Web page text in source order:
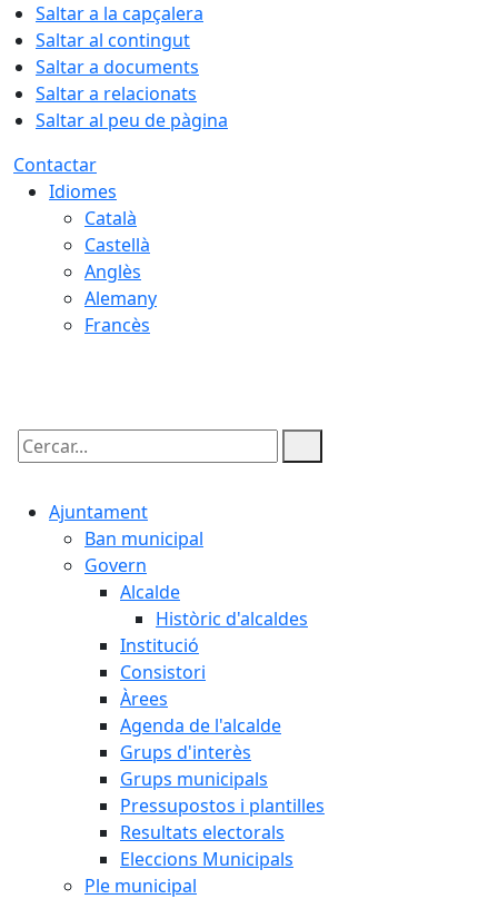
Saltar a la capçalera
Saltar al contingut
Saltar a documents
Saltar a relacionats
Saltar al peu de pàgina
Contactar
Idiomes
Català
Castellà
Anglès
Alemany
Francès
Cercar:
Ajuntament
Ban municipal
Govern
Alcalde
Històric d'alcaldes
Institució
Consistori
Àrees
Agenda de l'alcalde
Grups d'interès
Grups municipals
Pressupostos i plantilles
Resultats electorals
Eleccions Municipals
Ple municipal